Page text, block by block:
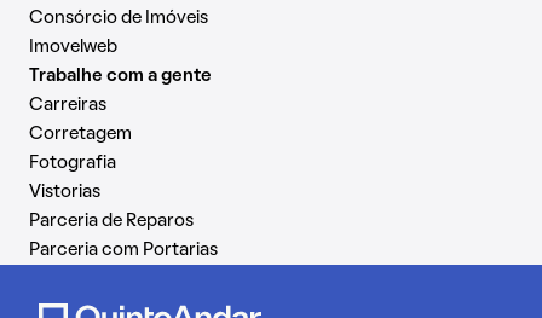
Consórcio de Imóveis
Imovelweb
Trabalhe com a gente
Carreiras
Corretagem
Fotografia
Vistorias
Parceria de Reparos
Parceria com Portarias